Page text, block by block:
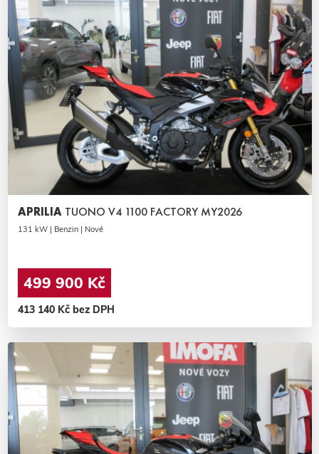
APRILIA TUONO V4 1100 FACTORY MY2026
131 kW | Benzin | Nové
499 900 Kč
413 140 Kč bez DPH